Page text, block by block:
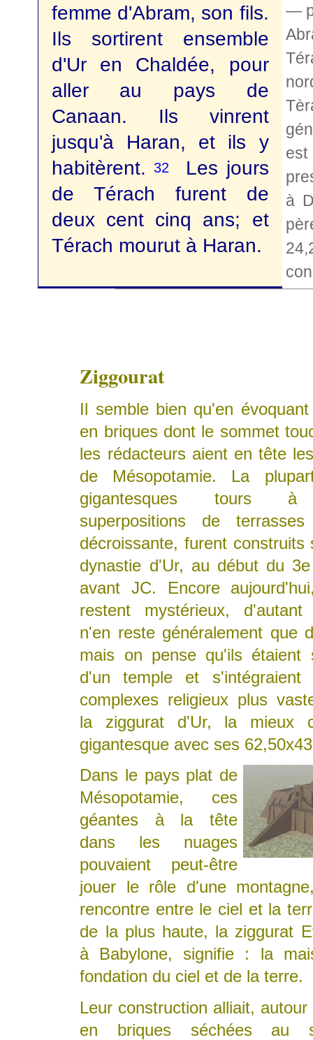
femme d'Abram, son fils.
Ils sortirent ensemble
d'Ur en Chaldée, pour
aller au pays de
Canaan. Ils vinrent
jusqu'à Haran, et ils y
habitèrent.32
Les jours
de Térach furent de
deux cent cinq ans; et
Térach mourut à Haran.
—
à
Ziggourat
Il semble bien qu'en
en briques dont le sommet
les rédacteurs aient en tête
de Mésopotamie. La
gigantesques tours à
superpositions de
décroissante, furent construits
dynastie d'Ur, au début du
avant JC. Encore
restent mystérieux,
n'en reste généralement que
mais on pense qu'ils étaient
d'un temple et s'intégraient
complexes religieux plus
la ziggurat d'Ur, la mieux
gigantesque avec ses
Dans le pays plat de
Mésopotamie, ces
géantes à la tête
dans les nuages
pouvaient peut-être
jouer le rôle d'une
rencontre entre le ciel et la
de la plus haute, la ziggurat
à Babylone, signifie : la
fondation du ciel et de la terre.
Leur construction alliait,
en briques séchées au